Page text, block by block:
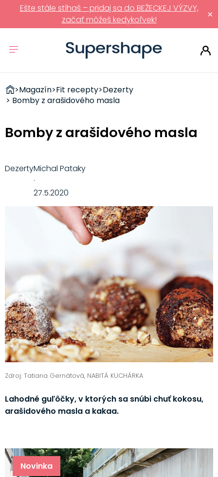
×
Ešte stále stíhaš – pridaj sa do BEŽECKEJ VÝZVY,
začať môžeš kedykoľvek!
ZDRAVÉ
RÝCHLOVKY
>Magazín>Fit recepty>Dezerty
> Bomby z arašidového masla
Bomby z arašidového masla
Zdroj: Tatiana Gernátová, NABITÁ KUCHÁRKA
Lahodné guľôčky, v ktorých sa snúbi chuť kokosu,
arašidového masla a kakaa.
Novinka
DezertyMichal Pataky
·
27.5.2020